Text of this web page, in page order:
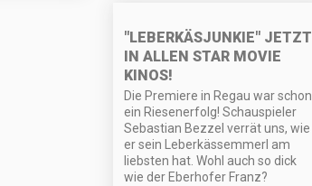
"LEBERKÄSJUNKIE" JETZT
IN ALLEN STAR MOVIE
KINOS!
Die Premiere in Regau war schon
ein Riesenerfolg! Schauspieler
Sebastian Bezzel verrät uns, wie
er sein Leberkässemmerl am
liebsten hat. Wohl auch so dick
wie der Eberhofer Franz?